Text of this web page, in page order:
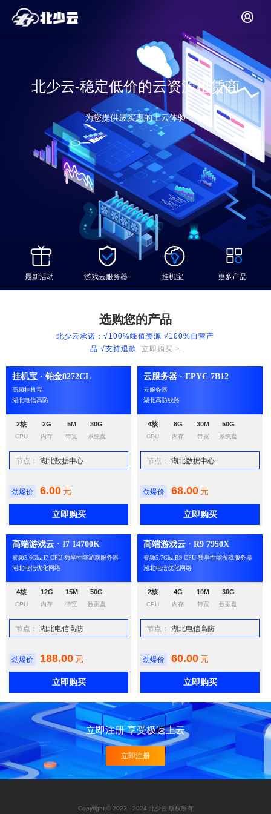
北少云-稳定低价的云资源租赁商
为您提供最实惠的上云体验
最新活动 游戏云服务器 挂机宝 更多产品
选购您的产品
北少云承诺：√100%峰值资源 √100%自营产
品 √支持退款
立即购买 >
挂机宝 · 铂金8272CL
高频挂机宝
湖北电信高防
2核
CPU
2G
内存
5M
带宽
30G
系统盘
节点： 湖北数据中心
劲爆价 6.00 元
立即购买
云服务器 · EPYC 7B12
云服务器
湖北高防线路
4核
CPU
8G
内存
30M
带宽
50G
系统盘
节点： 湖北数据中心
劲爆价 68.00 元
立即购买
高端游戏云 · I7 14700K
睿频5.6Ghz I7 CPU 独享性能游戏服务器
湖北电信优化网络
4核
CPU
12G
内存
15M
带宽
50G
数据盘
节点： 湖北电信高防
劲爆价 188.00 元
立即购买
高端游戏云 · R9 7950X
睿频5.7Ghz R9 CPU 独享性能游戏服务器
湖北电信优化网络
2核
CPU
4G
内存
10M
带宽
30G
数据盘
节点： 湖北电信高防
劲爆价 60.00 元
立即购买
立即注册 享受极速上云
立即注册
Copyright © 2022 - 2024 北少云 版权所有